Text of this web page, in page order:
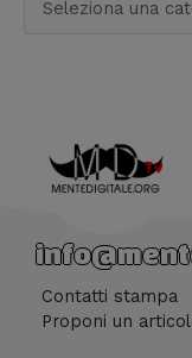
Contatti stampa
Proponi un